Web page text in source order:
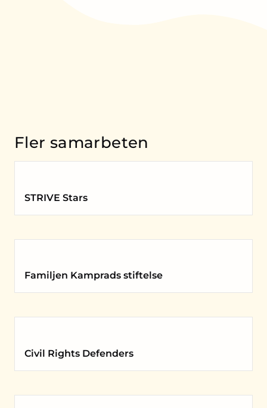
Fler samarbeten
STRIVE Stars
Familjen Kamprads stiftelse
Civil Rights Defenders